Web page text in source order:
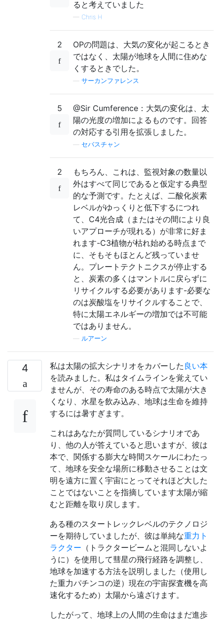
ると考えていました
— Chris H
2
OPの問題は、大気の変化が起こるとき
ではなく、太陽が地球を人間に住めな
くするときでした。
サーカンファレンス
5
@Sir Cumference：大気の変化は、太
陽の光度の増加によるものです。回答
の対応する引用を拡張しました。
セバスチャン
2
もちろん、これは、監視対象の数量以
外はすべて同じであると仮定する典型
的な予測です。たとえば、二酸化炭素
レベルがゆっくりと低下するにつれ
て、C4光合成（またはその間により良
いアプローチが現れる）が非常に好ま
れます-C3植物が枯れ始める時点まで
に、そもそもほとんど残っていませ
ん。プレートテクトニクスが停止する
と、炭素の多くはマントルに戻らずに
リサイクルする必要があります-必要な
のは炭酸塩をリサイクルすることで、
特に太陽エネルギーの増加では不可能
ではありません。
ルアーン
4 私は太陽の拡大シナリオをカバーした 良い本
を読みました。私はタイムラインを覚えてい
ませんが、その寿命のある時点で太陽が大き
くなり、水星を飲み込み、地球は生命を維持
するには暑すぎます。
これはあなたが質問しているシナリオであ
り、他の人が答えていると思いますが、彼は
本で、関係する膨大な時間スケールにわたっ
て、地球を安全な場所に移動させることは文
明を遠方に置く宇宙にとってそれほど大した
ことではないことを指摘しています太陽が縮
むと距離を取り戻します。
ある種のスタートレックレベルのテクノロジ
ーを期待していましたが、彼は単純な重力ト
ラクター （トラクタービームと混同しないよ
うに）を使用して彗星の飛行経路を調整し、
地球を加速する方法を説明しました（使用し
た重力パチンコの逆）現在の宇宙探査機を高
速化するため）太陽から遠ざけます。
したがって、地球上の人間の生命はまだ進歩